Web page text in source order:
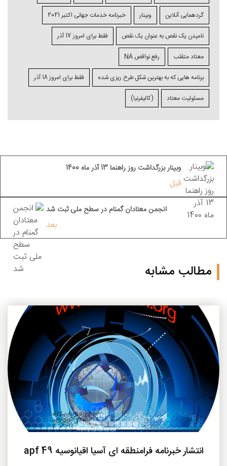
گردهمایی آنلاین وبینار خبرنامه خدمات جهانی اکتبر 2021
نامیدن یک نقص به عنوان یک نقص فقط برای امروز 17 آذر
معتاد متقلب رفع نواقص NA
برنامه ⁯هایی که به بهترین شکل طرح ⁯ریزی ⁯شده فقط برای امروز 18 آذر
مسئولیت معتاد (کالیفرنیا)
وبینار بزرگداشت روز راهنما 13 آذر ماه 1400
قبل
انجمن معتادان گمنام در سطح ملی ثبت شد
بعد
مطالب مشابه
انتشار خبرنامه فرامنطقه ای آسیا اقیانوسیه 49 apf
بیشتر